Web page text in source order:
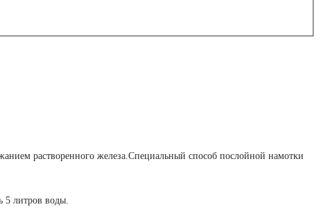
растворенного железа.Специальный способ послойной намотки
5 литров воды.